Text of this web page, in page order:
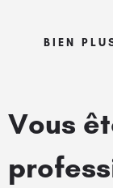
BIEN
Vous